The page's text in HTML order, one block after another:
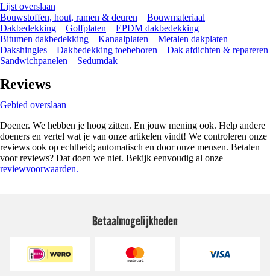
Lijst overslaan
Bouwstoffen, hout, ramen & deuren
Bouwmateriaal
Dakbedekking
Golfplaten
EPDM dakbedekking
Bitumen dakbedekking
Kanaalplaten
Metalen dakplaten
Dakshingles
Dakbedekking toebehoren
Dak afdichten & repareren
Sandwichpanelen
Sedumdak
Reviews
Gebied overslaan
Doener. We hebben je hoog zitten. En jouw mening ook. Help andere
doeners en vertel wat je van onze artikelen vindt! We controleren onze
reviews ook op echtheid; automatisch en door onze mensen. Betalen
voor reviews? Dat doen we niet. Bekijk eenvoudig al onze
reviewvoorwaarden.
Betaalmogelijkheden